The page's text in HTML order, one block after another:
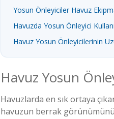
Yosun Önleyiciler Havuz
Havuzda Yosun Önleyici
Havuz Yosun Önleyicilerinin
Havuz Yosun
Havuzlarda en sık ortaya
havuzun berrak